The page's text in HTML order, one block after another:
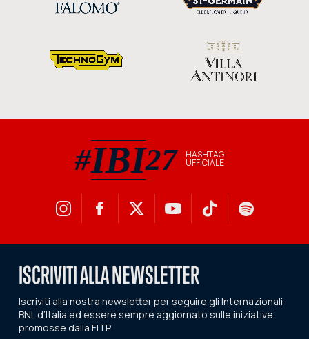
#IBI27
#IBI27 hashtag ufficiale
HASHTAG
UFFICIALE
ISCRIVITI ALLA NEWSLETTER
Iscriviti alla nostra newsletter per seguire gli Internazionali
BNL d’Italia ed essere sempre aggiornato sulle iniziative
promosse dalla FITP